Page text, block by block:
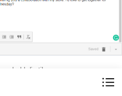
hold dig til sagen